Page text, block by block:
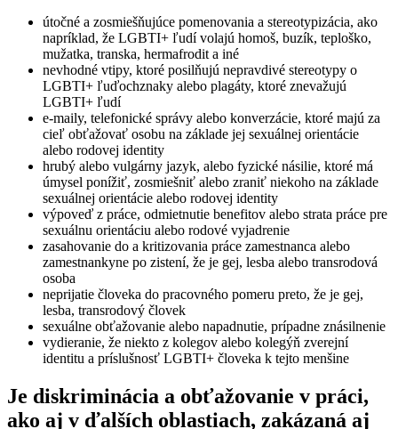
útočné a zosmiešňujúce pomenovania a stereotypizácia, ako
napríklad, že LGBTI+ ľudí volajú homoš, buzík, teploško,
mužatka, transka, hermafrodit a iné
nevhodné vtipy, ktoré posilňujú nepravdivé stereotypy o
LGBTI+ ľuďochznaky alebo plagáty, ktoré znevažujú
LGBTI+ ľudí
e-maily, telefonické správy alebo konverzácie, ktoré majú za
cieľ obťažovať osobu na základe jej sexuálnej orientácie
alebo rodovej identity
hrubý alebo vulgárny jazyk, alebo fyzické násilie, ktoré má
úmysel ponížiť, zosmiešniť alebo zraniť niekoho na základe
sexuálnej orientácie alebo rodovej identity
výpoveď z práce, odmietnutie benefitov alebo strata práce pre
sexuálnu orientáciu alebo rodové vyjadrenie
zasahovanie do a kritizovania práce zamestnanca alebo
zamestnankyne po zistení, že je gej, lesba alebo transrodová
osoba
neprijatie človeka do pracovného pomeru preto, že je gej,
lesba, transrodový človek
sexuálne obťažovanie alebo napadnutie, prípadne znásilnenie
vydieranie, že niekto z kolegov alebo kolegýň zverejní
identitu a príslušnosť LGBTI+ človeka k tejto menšine
Je diskriminácia a obťažovanie v práci,
ako aj v ďalších oblastiach, zakázaná aj